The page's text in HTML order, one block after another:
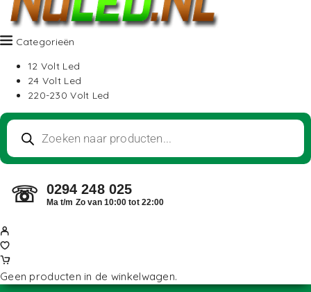
Categorieën
12 Volt Led
24 Volt Led
220-230 Volt Led
☏ 0294 248 025
Ma t/m Zo van 10:00 tot 22:00
Geen producten in de winkelwagen.